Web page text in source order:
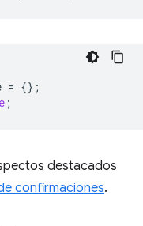
= {};
;
destacados
confirmaciones.